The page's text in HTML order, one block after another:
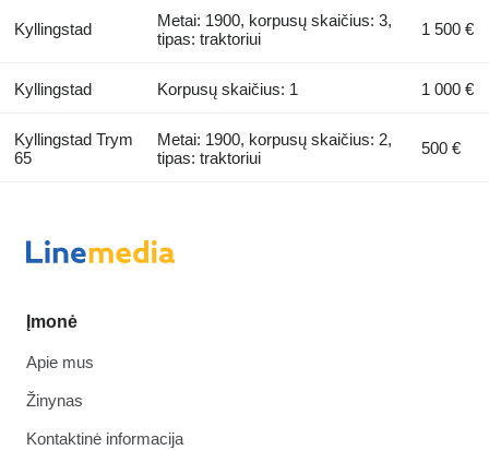
Kyllingstad
Metai: 1900, korpusų skaičius: 3,
tipas: traktoriui
1 500 €
Kyllingstad Korpusų skaičius: 1 1 000 €
Kyllingstad Trym
65
Metai: 1900, korpusų skaičius: 2,
tipas: traktoriui
500 €
Įmonė
Apie mus
Žinynas
Kontaktinė informacija